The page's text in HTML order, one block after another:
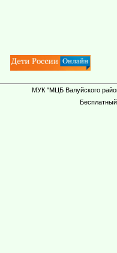
МУК "МЦБ Валуйского